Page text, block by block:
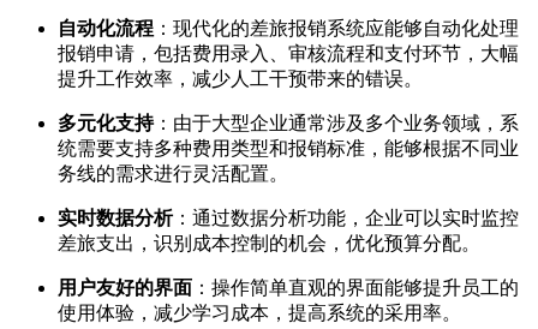
自动化流程 ：现代化的差旅报销系统应能够自动化处理
报销申请，包括费用录入、审核流程和支付环节，大幅
提升工作效率，减少人工干预带来的错误。
多元化支持：由于大型企业通常涉及多个业务领域，系
统需要支持多种费用类型和报销标准，能够根据不同业
务线的需求进行灵活配置。
实时数据分析：通过数据分析功能，企业可以实时监控
差旅支出，识别成本控制的机会，优化预算分配。
用户友好的界面 ：操作简单直观的界面能够提升员工的
使用体验，减少学习成本，提高系统的采用率。